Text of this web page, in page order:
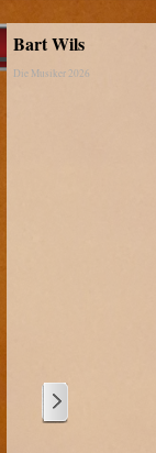
Bart Wils
Die Musiker 2026